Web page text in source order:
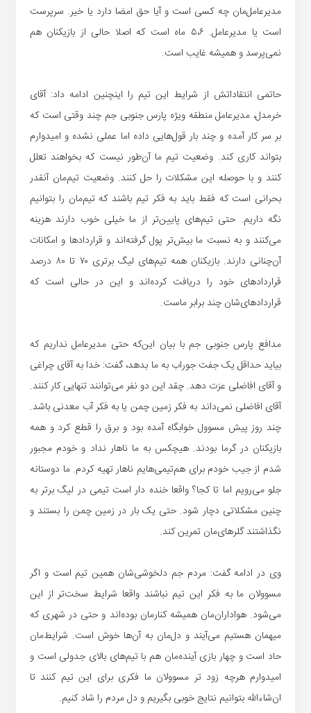
مدیرعامل‌مان چه کسی است و آیا حق امضا دارد یا خیر. سرپرست
است یا مدیرعامل. ۵،۶ ماه است که اصلا حالی از بازیکنان‌ هم
نمی‌پرسد و همیشه غایب است.
حاتمی انتقاداتش از شرایط این تیم را اینچنین ادامه داد: آقای
خرمدل، مدیرعامل منطقه ویژه پارس جنوبی جم چند وقتی است که
بر سر کار آمده و چند بار قول‌هایی داده اما عملی نشده و امیدوارم
بتواند کاری کند. وضعیت تیم ما آن‌طور نیست که بخواهند تعلل
کنند و با حوصله این مشکلات را حل کنند. وضعیت تیم‌مان آنقدر
بحرانی است که فقط باید به فکر تیم باشند که تیم‌مان را بتوانیم
نگه داریم. حتی تیم‌های پایین‌تر از ما خیلی خوب دارند هزینه‌
می‌کنند و به نسبت ما بیش‌تر پول گرفته‌اند و قراردادها و امکانات
آن‌چنانی دارند. بازیکنان همه تیم‌های لیگ برتری ۷۰ تا ۸۰ درصد
قراردادهای‌ خود را دریافت کرده‌اند و این در حالی است که
قراردادهای‌شان چند برابر ماست.
مدافع پارس جنوبی جم با بیان این‌که حتی مدیرعامل نداریم که
بیاید حداقل یک جفت جوراب به ما بدهد، گفت: خدا به آقای چراغی
و آقای افاضلی عزت دهد. چقد این دو نفر می‌توانند تنهایی کار کنند.
آقای افاضلی نمی‌داند به فکر زمین چمن یا به فکر آب معدنی باشد.
چند روز پیش مسوول خوابگاه آمده بود و برق را قطع کرد و همه
بازیکنان در گرما بودند. هیچکس به ما ناهار نداد و خودم مجبور
شدم از جیب خودم برای هم‌تیمی‌هایم ناهار تهیه کردم. ما دوستانه
جلو می‌رویم اما تا کجا؟ واقعا خنده دار است تیمی در لیگ برتر به
چنین مشکلاتی دچار شود. حتی یک بار در زمین چمن را بستند و
نگذاشتند گلرهای‌مان تمرین کند.
وی در ادامه گفت: مردم جم دلخوشی‌شان همین تیم است و اگر
مسوولان ما به فکر این تیم نباشند واقعا شرایط سخت‌تر از این
می‌شود. هواداران‌مان همیشه کنارمان بوده‌اند و حتی در شهری که
میهمان هستیم می‌آیند و دل‌مان به آن‌ها خوش است. شرایط‌مان
حاد است و چهار بازی آینده‌مان هم با تیم‌های بالای جدولی است و
امیدوارم هرچه زود تر مسوولان ما فکری برای این تیم کنند تا
ان‌شاءالله بتوانیم نتایج خوبی بگیریم و دل مردم را شاد کنیم.